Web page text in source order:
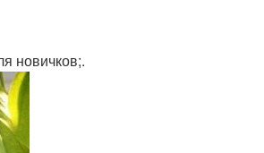
новичков;.